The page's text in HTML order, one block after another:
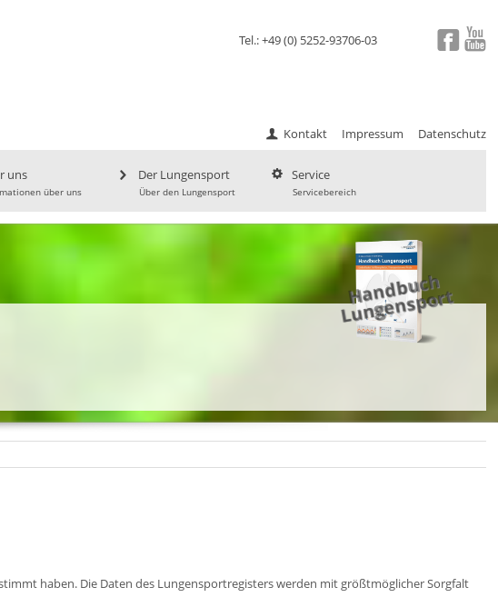
Kontakt Impressum Datenschutz
uns
über uns
Der Lungensport
Über den Lungensport
Service
Servicebereich
Tel.: +49 (0) 5252-93706-03
H
a
n
d
b
uc
h
L
u
ng
e
ns
p
ort
haben. Die Daten des Lungensportregisters werden mit größtmöglicher Sorgfalt